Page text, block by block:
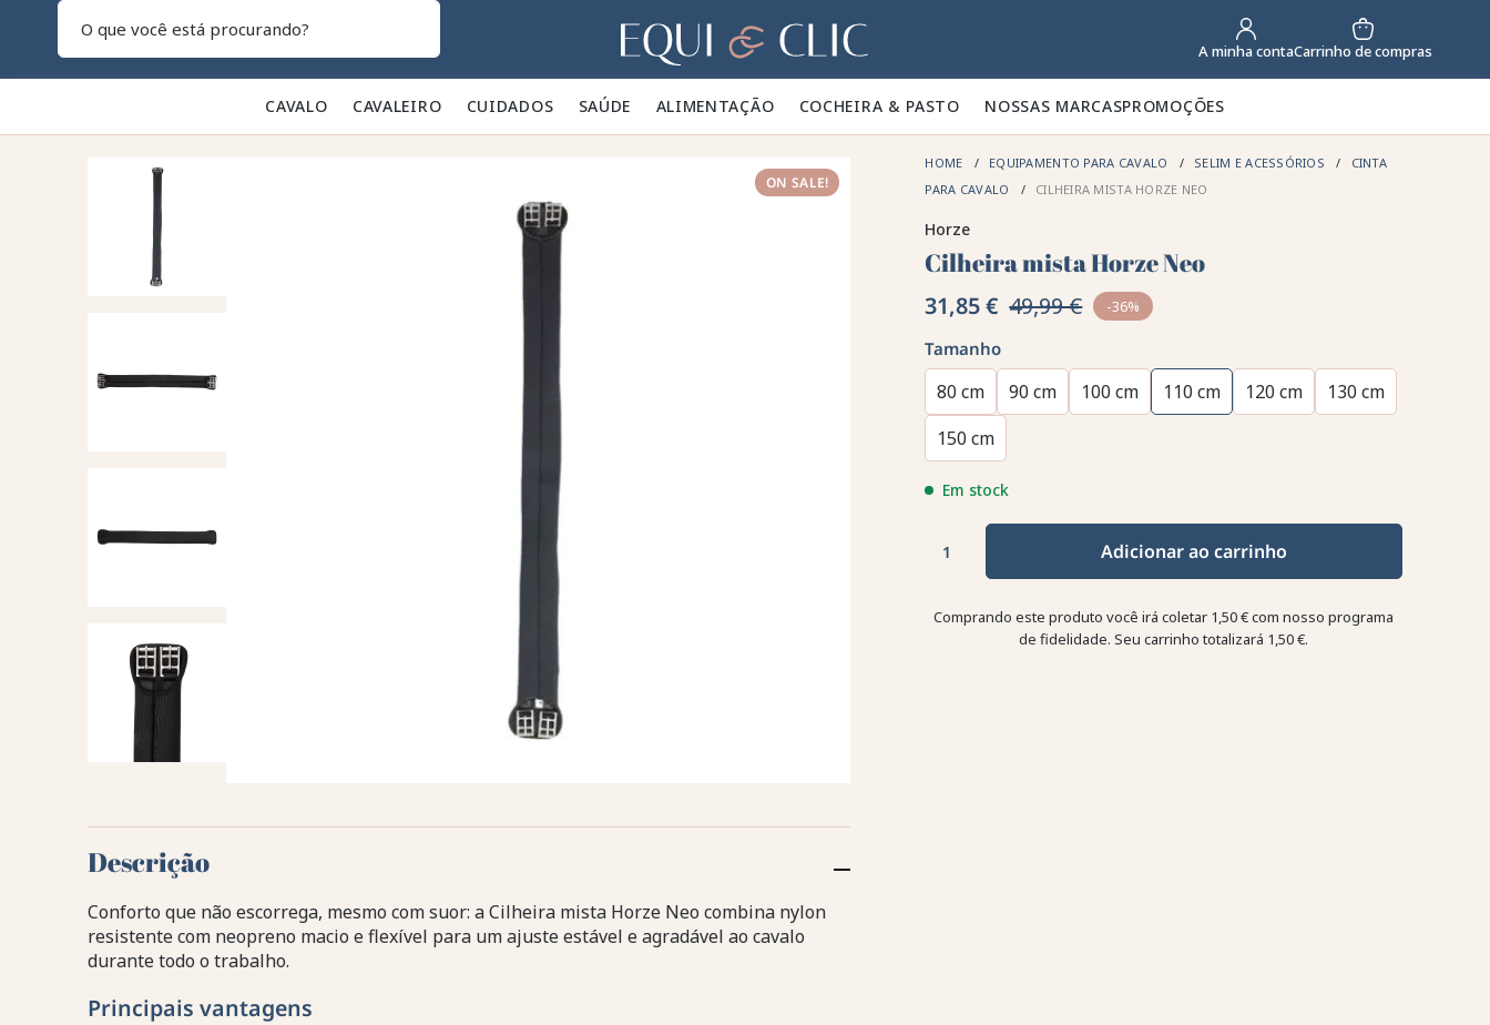
Lar A minha contaCarrinho de compras
CAVALO 🐎 CAVALEIRO 👕 CUIDADOS 🪮 SAÚDE ✨ ALIMENTAÇÃO 🥕 COCHEIRA & PASTO 🍃 NOSSAS MARCASPROMOÇÕES
ON SALE!
HOME EQUIPAMENTO PARA CAVALO SELIM E ACESSÓRIOS
CINTA
PARA CAVALO
CILHEIRA MISTA HORZE NEO
Horze
Cilheira mista Horze Neo
31,85 € 49,99 € -36%
Tamanho
80 cm 90 cm 100 cm 110 cm 120 cm
130 cm
150 cm
Em stock
Adicionar ao carrinho
Comprando este produto você irá coletar 1,50 €com nosso programa
de fidelidade. Seu carrinho totalizará 1,50 €.
Descrição
Conforto que não escorrega, mesmo com suor: a Cilheira mista Horze Neo combina nylon
resistente com neopreno macio e flexível para um ajuste estável e agradável ao cavalo
durante todo o trabalho.
Principais vantagens